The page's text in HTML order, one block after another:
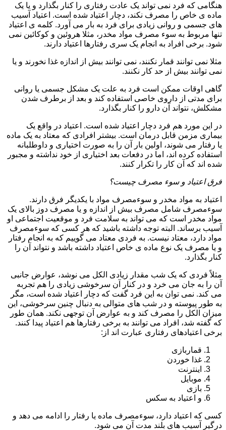
هنگامی که فرد نمی تواند یک عادت رفتاری را کنار بگذارد و یا یک
ماده ی خاص را مصرف نکند، دچار اعتیاد شده است. اعتیاد آسیب
های جسمی و روانی زیادی برای فرد به بار می آورد. کلمه ی اعتیاد
تنها مربوط به سوء مصرف مواد مخدر، مثلا هروئین و کوکائین نمی
شود. برخی افراد به انجام یک سری رفتارها اعتیاد دارند.
مثلا نمی توانند قمار نکنند، نمی توانند بیش از اندازه غذا نخورند و یا
نمی توانند بیش از حد کار نکنند.
گاهی اوقات ممکن است فرد به علت یک مشکل جسمی یا روانی
برای مدتی از داروی خاصی استفاده کند و بعد از برطرف شدن
مشکلش، نتواند آن دارو را کنار بگذارد.
در این مورد هم فرد دچار اعتیاد شده است. اعتیاد در واقع یک
بیماری مزمن قابل درمان است. بیشتر افرادی که معتاد به یک ماده
یا رفتار می شوند، اولین بار آن را به صورت اختیاری و داوطلبانه
استفاده کرده اند، اما در دفعات بعد اختیاری از خود نداشته و مجبور
شده اند که آن کار را تکرار کنند.
فرق اعتیاد و سوء مصرف چیست؟
اعتیاد به مواد مخدر و سوءمصرف مواد با یکدیگر فرق دارند.
سوءمصرف شامل مصرف بیش از اندازه و یا مصرف دوز بالای یک
مواد مخدر است که می تواند به سلامت فرد و موقعیت اجتماعی او
آسیب برساند. البته توجه داشته باشید که هر کسی که سوءمصرف
مواد دارد، معتاد نیست. به فردی معتاد می گوییم که به انجام رفتار
و یا مصرف یک نوع ماده ی خاص اعتیاد داشته باشد و نتواند آن را
کنار بگذارد.
مثلاً فردی که یک شب مقدار زیادی الکل می نوشد، عوارض جانبی
آن را به جان می خرد و در کنار آن سرخوشی زیادی را هم تجربه
می کند. نمی توان به این فرد گفت که دچار اعتیاد شده است، مگر
به طور پیوسته و در شب های متوالی به دنبال چنین سرخوشی، این
میزان الکل را مصرف کند و به عوارض آن توجهی نکند. همان طور
که گفته شد، افراد می توانند به برخی رفتارها هم اعتیاد پیدا کنند.
برخی اعتیادهای رفتاری عبارت اند از:
قماربازی
غذا خوردن
اینترنت
موبایل
بازی
و اعتیاد به سکس
کسی که اعتیاد دارد، سوءمصرف ماده یا رفتار را ادامه می دهد و
درگیر آسیب های بلند مدت آن می شود.